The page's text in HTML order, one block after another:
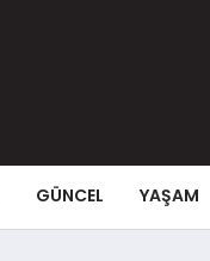
GÜNCEL YAŞAM